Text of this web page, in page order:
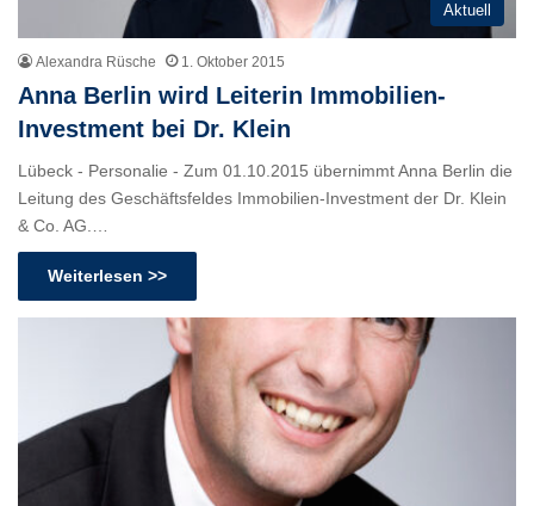
Aktuell
Alexandra Rüsche 1. Oktober 2015
Anna Berlin wird Leiterin Immobilien-
Investment bei Dr. Klein
Lübeck - Personalie - Zum 01.10.2015 übernimmt Anna Berlin die
Leitung des Geschäftsfeldes Immobilien-Investment der Dr. Klein
& Co. AG.…
Weiterlesen >>